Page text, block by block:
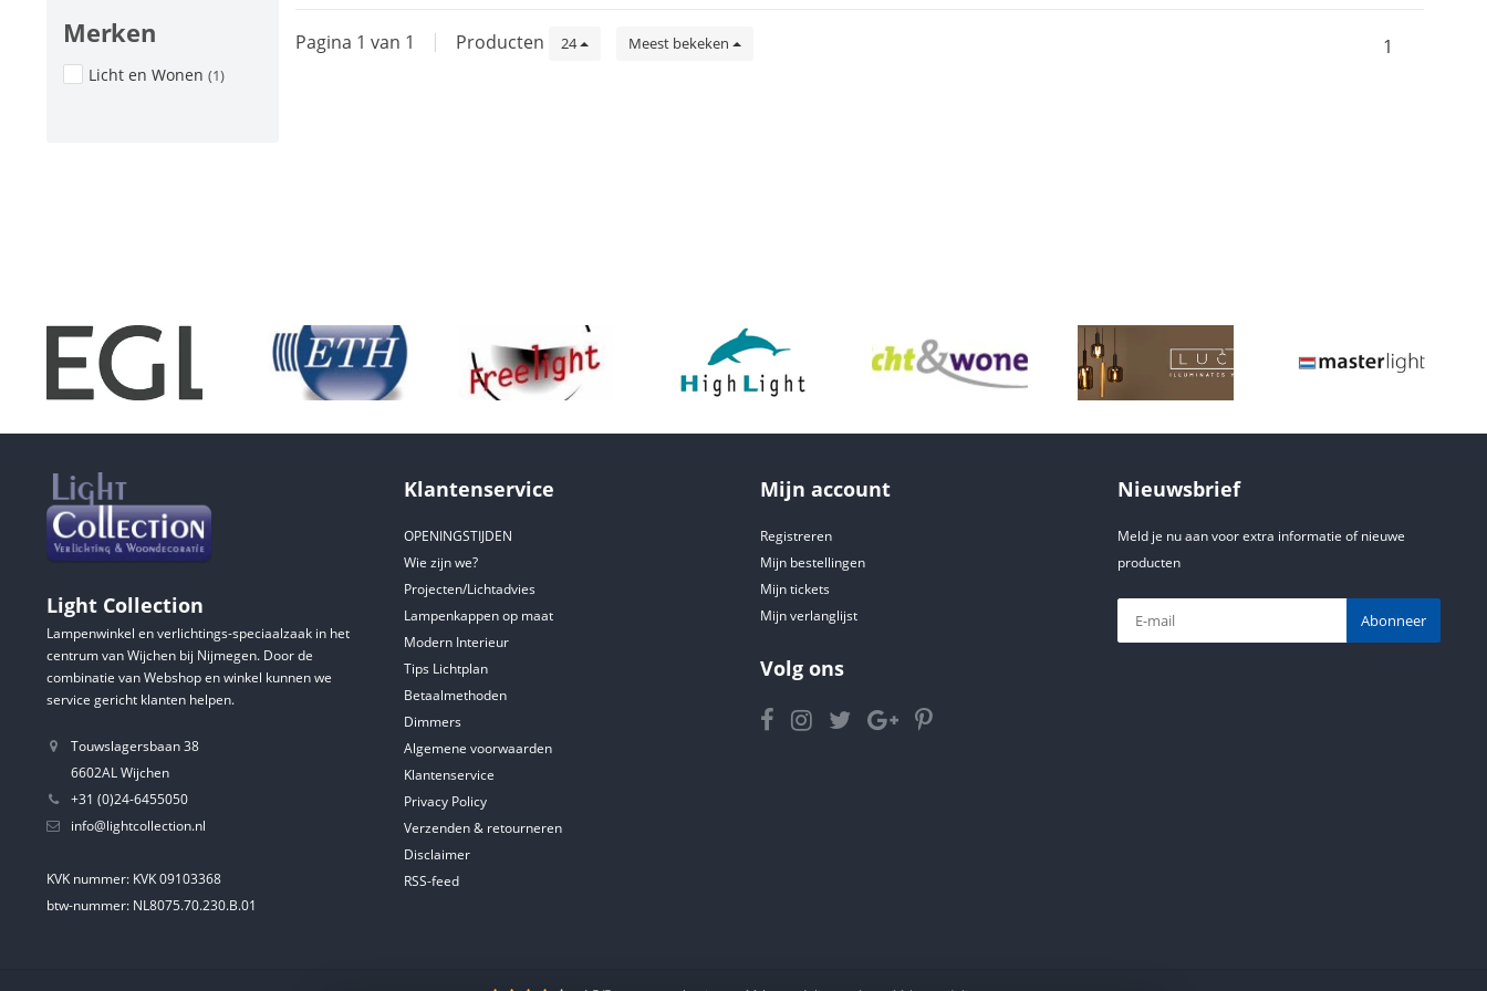
Merken
Licht en Wonen (1)
Pagina 1 van 1 | Producten 24 Meest bekeken 1
Light Collection
Lampenwinkel en verlichtings-speciaalzaak in het
centrum van Wijchen bij Nijmegen. Door de
combinatie van Webshop en winkel kunnen we
service gericht klanten helpen.
Touwslagersbaan 38
6602AL Wijchen
+31 (0)24-6455050
info@lightcollection.nl
KVK nummer: KVK 09103368
btw-nummer: NL8075.70.230.B.01
Klantenservice
OPENINGSTIJDEN
Wie zijn we?
Projecten/Lichtadvies
Lampenkappen op maat
Modern Interieur
Tips Lichtplan
Betaalmethoden
Dimmers
Algemene voorwaarden
Klantenservice
Privacy Policy
Verzenden & retourneren
Disclaimer
RSS-feed
Mijn account
Registreren
Mijn bestellingen
Mijn tickets
Mijn verlanglijst
Volg ons
Nieuwsbrief
Meld je nu aan voor extra informatie of nieuwe
producten
Abonneer